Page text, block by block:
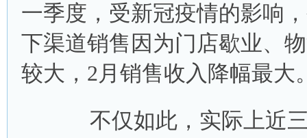
一季度，受新冠疫情的影响
下渠道销售因为门店歇业、
较大，2月销售收入降幅最大
不仅如此，实际上近三